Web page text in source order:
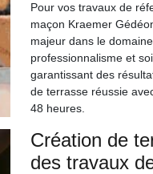
Pour vos travaux de
maçon Kraemer
majeur dans le
professionnalisme et
garantissant des
de terrasse réussie
48 heures.
Création de
des travaux